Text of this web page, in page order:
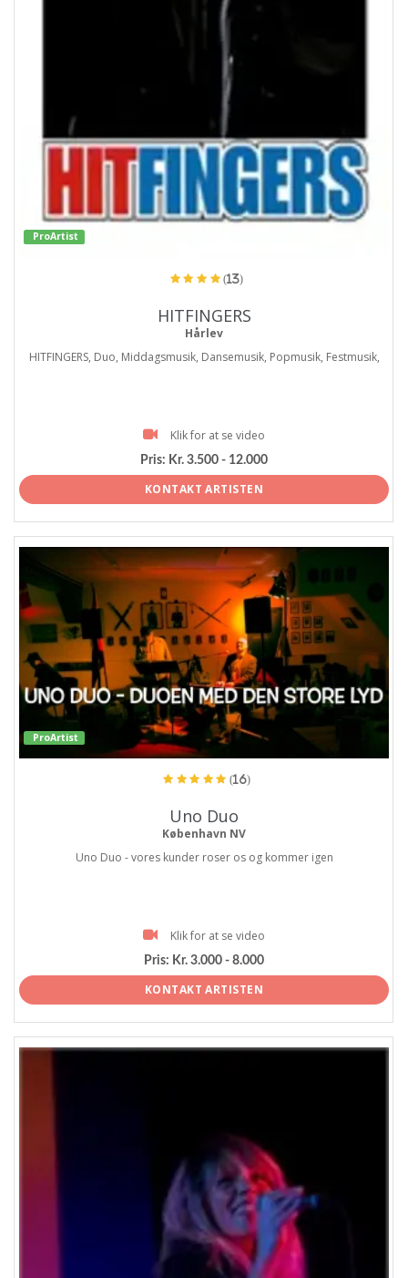
ProArtist
(13)
HITFINGERS
Hårlev
HITFINGERS, Duo, Middagsmusik, Dansemusik, Popmusik, Festmusik,
Klik for at se video
Pris: Kr. 3.500 - 12.000
KONTAKT ARTISTEN
ProArtist
(16)
Uno Duo
København NV
Uno Duo - vores kunder roser os og kommer igen
Klik for at se video
Pris: Kr. 3.000 - 8.000
KONTAKT ARTISTEN